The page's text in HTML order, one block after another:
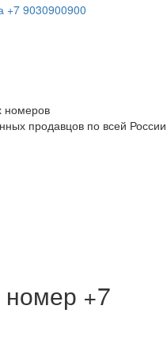
номеров
продавцов по всей России
номер +7